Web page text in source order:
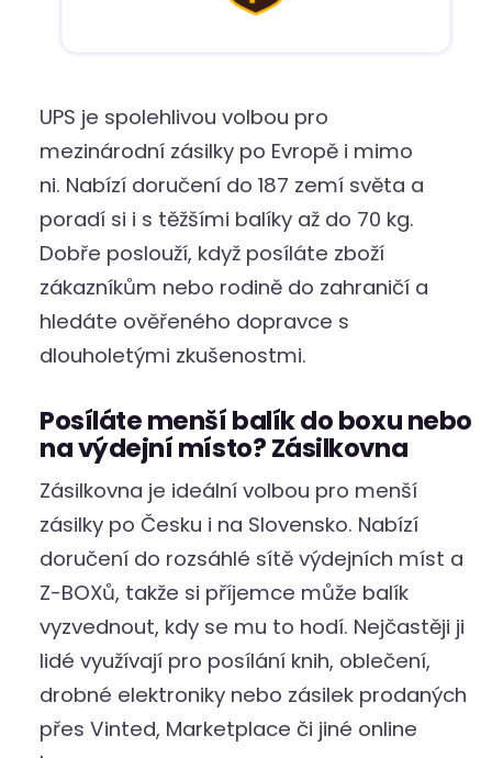
UPS je spolehlivou volbou pro
mezinárodní zásilky po Evropě i mimo
ni. Nabízí doručení do 187 zemí světa a
poradí si i s těžšími balíky až do 70 kg.
Dobře poslouží, když posíláte zboží
zákazníkům nebo rodině do zahraničí a
hledáte ověřeného dopravce s
dlouholetými zkušenostmi.
Posíláte menší balík do boxu nebo
na výdejní místo? Zásilkovna
Zásilkovna je ideální volbou pro menší
zásilky po Česku i na Slovensko. Nabízí
doručení do rozsáhlé sítě výdejních míst a
Z-BOXů, takže si příjemce může balík
vyzvednout, kdy se mu to hodí. Nejčastěji ji
lidé využívají pro posílání knih, oblečení,
drobné elektroniky nebo zásilek prodaných
přes Vinted, Marketplace či jiné online